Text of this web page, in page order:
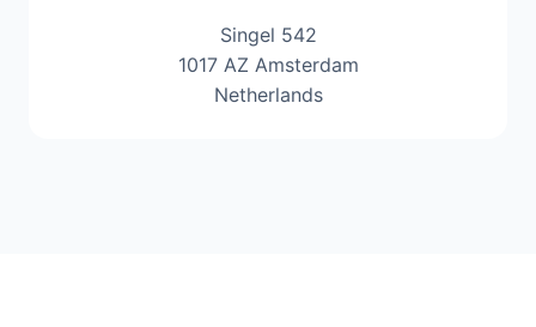
Singel 542
1017 AZ Amsterdam
Netherlands